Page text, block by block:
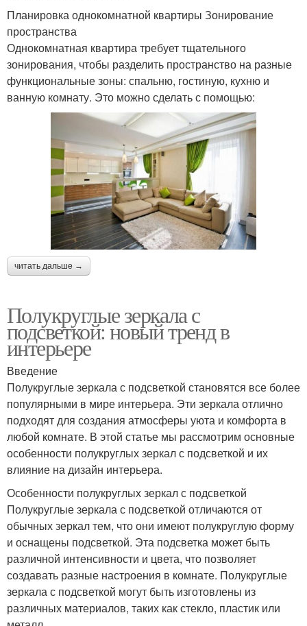
Планировка однокомнатной квартиры Зонирование
пространства
Однокомнатная квартира требует тщательного
зонирования, чтобы разделить пространство на разные
функциональные зоны: спальню, гостиную, кухню и
ванную комнату. Это можно сделать с помощью:
читать дальше →
Полукруглые зеркала с
подсветкой: новый тренд в
интерьере
Введение
Полукруглые зеркала с подсветкой становятся все более
популярными в мире интерьера. Эти зеркала отлично
подходят для создания атмосферы уюта и комфорта в
любой комнате. В этой статье мы рассмотрим основные
особенности полукруглых зеркал с подсветкой и их
влияние на дизайн интерьера.
Особенности полукруглых зеркал с подсветкой
Полукруглые зеркала с подсветкой отличаются от
обычных зеркал тем, что они имеют полукруглую форму
и оснащены подсветкой. Эта подсветка может быть
различной интенсивности и цвета, что позволяет
создавать разные настроения в комнате. Полукруглые
зеркала с подсветкой могут быть изготовлены из
различных материалов, таких как стекло, пластик или